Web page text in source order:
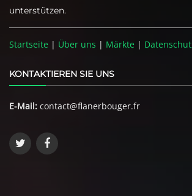
unterstützen.
Startseite | Über uns | Märkte |
KONTAKTIEREN SIE UNS
E-Mail: contact@flanerbouger.fr